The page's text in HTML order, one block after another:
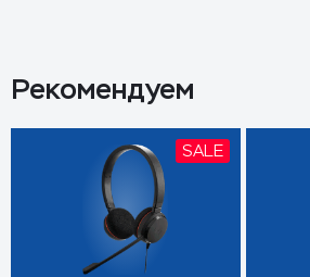
Рекомендуем
SALE